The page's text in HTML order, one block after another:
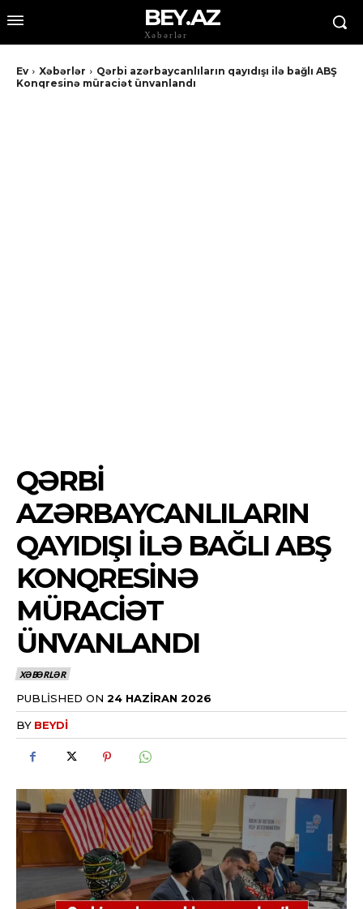
BEY.AZ
Xəbərlər
Ev Xəbərlər
Qərbi azərbaycanlıların qayıdışı ilə bağlı ABŞ
Konqresinə müraciət ünvanlandı
QƏRBI
AZƏRBAYCANLILARIN
QAYIDIŞI ILƏ BAĞLI ABŞ
KONQRESINƏ
MÜRACIƏT
ÜNVANLANDI
XƏBƏRLƏR
PUBLISHED ON 24 HAZIRAN 2026
BY BEYDI